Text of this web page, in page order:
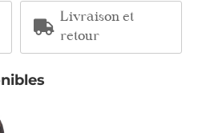
Livraison et
retour